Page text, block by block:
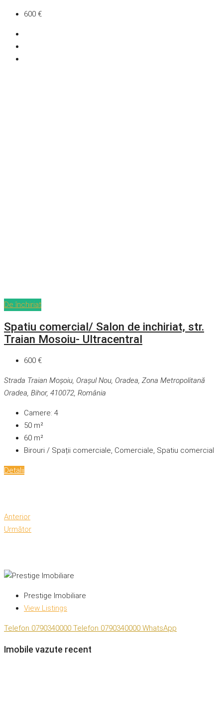
600 €
De închiriat
Spatiu comercial/ Salon de inchiriat, str.
Traian Mosoiu- Ultracentral
600 €
Strada Traian Moșoiu, Orașul Nou, Oradea, Zona Metropolitană
Oradea, Bihor, 410072, România
Camere: 4
50 m²
60 m²
Birouri / Spații comerciale, Comerciale, Spatiu comercial
Detalii
Anterior
Următor
Prestige Imobiliare
View Listings
Telefon 0790340000 Telefon 0790340000 WhatsApp
Imobile vazute recent